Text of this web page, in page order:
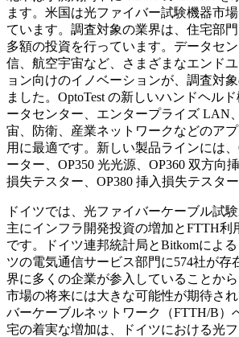
ます。米国は光ファイバー試験機器市
ています。調査対象の業界は、住宅部
多額の投資を行っています。データセ
信、航空宇宙など、さまざまなエンド
ョン向けのイノベーションが、調査対
ました。OptoTest の新しいハンドヘル
ータセンター、エンタープライズ LAN
宙、防衛、産業ネットワークなどのア
用に最適です。新しい製品ラインには、
ーター、OP350 光光源、OP360 双方向
損失テスター、OP380 挿入損失テスタ
ドイツでは、光ファイバーケーブル試
主にインフラ開発投資の増加とFTTH利
です。ドイツ連邦統計局とBitkomによ
ツの電気通信サービス部門に574社が存
界に多くの企業が参入していることか
市場の将来には大きな可能性が期待さ
バーケーブルネットワーク（FTTH/B）
宅の着実な増加は、ドイツにおける光